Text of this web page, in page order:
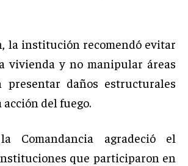
la institución recomendó evitar
vivienda y no manipular áreas
presentar daños estructurales
del fuego.
Comandancia agradeció el
que participaron en